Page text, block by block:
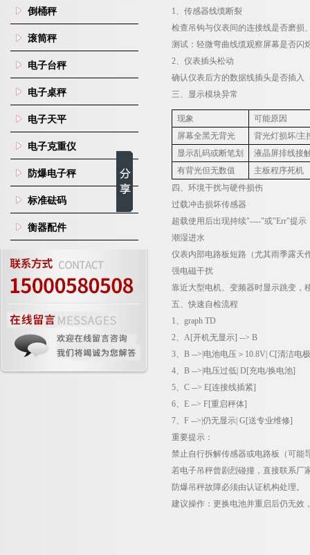
倒桶秤
滚筒秤
电子台秤
电子桌秤
电子天平
电子克重仪
防爆电子秤
标准砝码
衡器配件
‌1、 传感器线缆断裂
检查吊钩与仪表间的连接线是否磨损
测试 ：轻微弯曲线缆观察屏幕是否
‌2、 仪表插头松动
确认仪表后方的数据线插头是否插入
三、显示模块异常
现象
可能原因
屏幕全黑无背光
背光灯损坏/主
显示乱码或断笔划
液晶屏排线接
有背光但无数值
主板程序死机
四、环境干扰与硬件损伤
过载冲击损坏传感器
超载使用后出现持续"----"或"Err"提示
潮湿进水
仪表内部电路板短路（尤其雨季露天
强电磁干扰
靠近大型电机、变频器时显示跳变，
五、快速自检流程
1、 graph TD
2、 A[开机无显示] --> B
3、 B -->| 电池电压＞ 10.8V| C[清洁电
4、 B -->| 电压过低 | D[充电/换电池]
5、 C --> E[连接线插紧]
6、 E --> F[重启秤体]
7、 F -->| 仍无显示 | G[送专业维修]
重要提示 ：
禁止自行拆解传感器或电路板（可能
若电子吊秤曾剧烈碰撞，直接联系厂
防爆吊秤故障必须由认证机构处理。
建议操作 ：更换电池并重启后仍无